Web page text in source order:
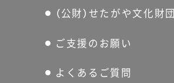
（公財）せたがや文化財団
ご支援のお願い
よくあるご質問